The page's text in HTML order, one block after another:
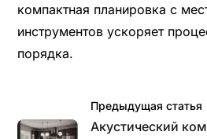
компактная планировка с
инструментов ускоряет
порядка.
Предыдущая статья
Акустический